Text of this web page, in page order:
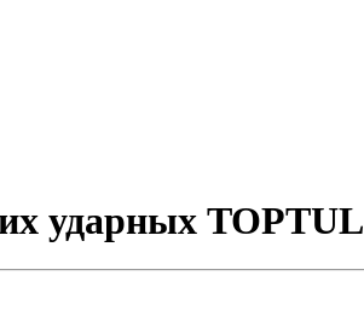
ударных TOPTUL